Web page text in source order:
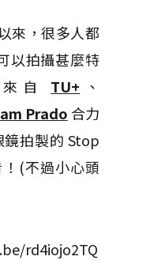
來，很多人都
以拍攝甚麼特
自 TU+ 、
Prado 合力
拍製的 Stop
(不過小心頭
rd4iojo2TQ